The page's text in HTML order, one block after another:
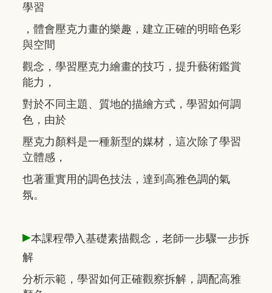
學習
，體會壓克力畫的樂趣，建立正確的明暗色彩
與空間
觀念，學習壓克力繪畫的技巧，提升藝術鑑賞
能力，
對於不同主題、質地的描繪方式，學習如何調
色，由於
壓克力顏料是一種新型的媒材，這次除了學習
立體感，
也著重實用的調色技法，達到高雅色調的氣
氛。
▸本課程帶入基礎素描觀念，老師一步驟一步拆
解
分析示範，學習如何正確觀察拆解，調配高雅